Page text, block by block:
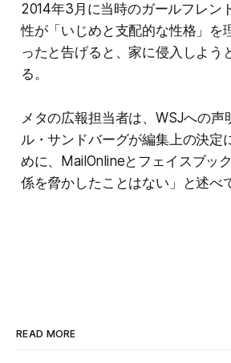
2014年3月に当時のガールフレン
性が「いじめと支配的な性格」を
ったと告げると、家に侵入しよう
る。
メタの広報担当者は、WSJへの声
ル・サンドバーグが編集上の決定
めに、MailOnlineとフェイスブッ
係を脅かしたことはない」と述べ
READ MORE